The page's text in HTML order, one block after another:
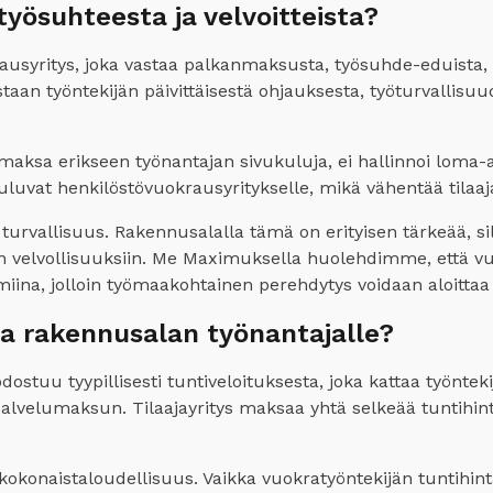
ja velvoitteista?
joka vastaa palkanmaksusta, työsuhde-
työntekijän päivittäisestä ohjauksesta,
erikseen työnantajan sivukuluja, ei hallinnoi
henkilöstövuokrausyritykselle, mikä vähentää
Rakennusalalla tämä on erityisen tärkeää,
Me Maximuksella huolehdimme, että
jolloin työmaakohtainen perehdytys voidaan
rakennusalan työnantajalle?
tyypillisesti tuntiveloituksesta, joka kattaa
Tilaajayritys maksaa yhtä selkeää
Vaikka vuokratyöntekijän